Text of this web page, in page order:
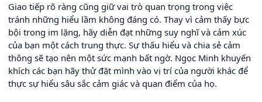
Giao tiếp rõ ràng cũng giữ vai trò quan trọng trong việc
tránh những hiểu lầm không đáng có. Thay vì cảm thấy bực
bội trong im lặng, hãy diễn đạt những suy nghĩ và cảm xúc
của bạn một cách trung thực. Sự thấu hiểu và chia sẻ cảm
thông sẽ tạo nên một sức mạnh bất ngờ. Ngọc Minh khuyến
khích các bạn hãy thử đặt mình vào vị trí của người khác để
thực sự hiểu sâu sắc cảm giác và quan điểm của họ.